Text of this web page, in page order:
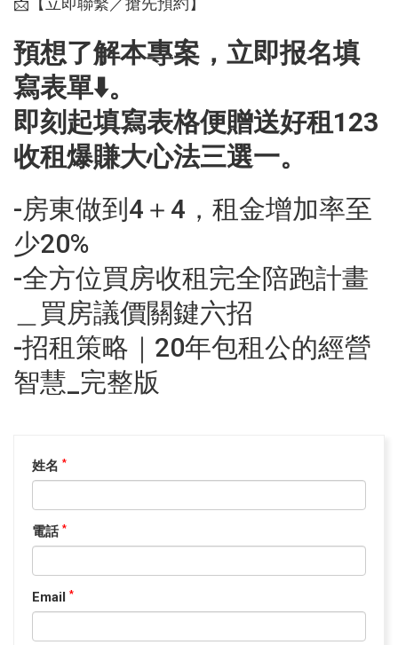
預想了解本專案，立即报名填
寫表單⬇️。
即刻起填寫表格便贈送好租123
收租爆賺大心法三選一。
-房東做到4＋4，租金增加率至
少20%
-全方位買房收租完全陪跑計畫
＿買房議價關鍵六招
-招租策略｜20年包租公的經營
智慧_完整版
姓名 *
電話 *
Email *